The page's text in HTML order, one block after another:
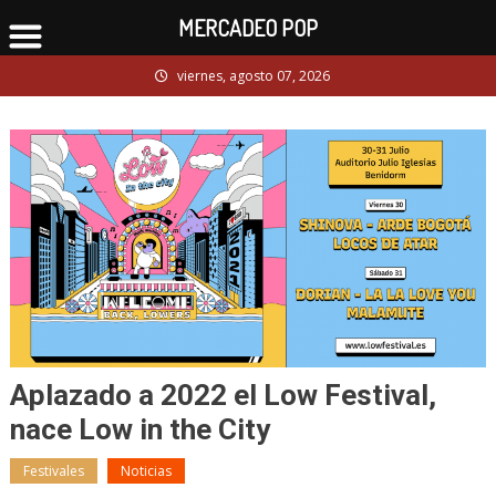
to
viernes, agosto 07, 2026
Aplazado a 2022 el Low Festival,
nace Low in the City
Festivales Noticias
MERCADEO POP